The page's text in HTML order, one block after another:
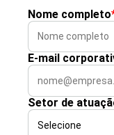
Nome completo
E-mail
Setor de